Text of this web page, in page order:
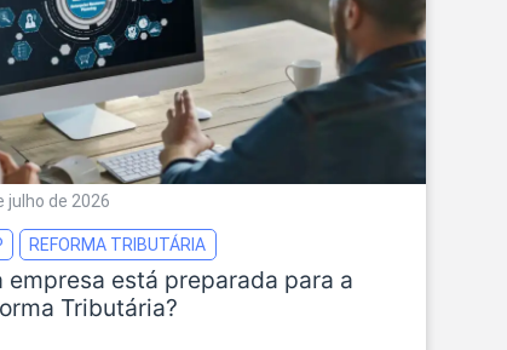
julho de 2026
REFORMA TRIBUTÁRIA
empresa está preparada para a
Tributária?